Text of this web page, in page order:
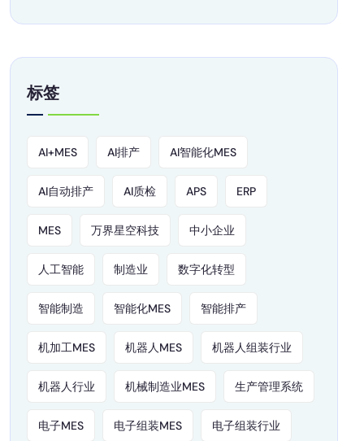
标签
AI+MES AI排产 AI智能化MES
AI自动排产 AI质检 APS ERP
MES 万界星空科技 中小企业
人工智能 制造业 数字化转型
智能制造 智能化MES 智能排产
机加工MES 机器人MES 机器人组装行业
机器人行业 机械制造业MES 生产管理系统
电子MES 电子组装MES 电子组装行业